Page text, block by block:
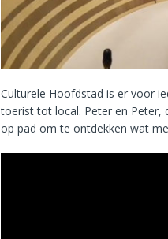
Culturele Hoofdstad is er voor
toerist tot local. Peter en Peter,
op pad om te ontdekken wat